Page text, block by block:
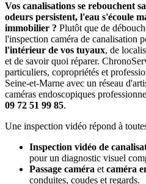
Vos canalisations se rebouchent
odeurs persistent, l'eau s'écoule
immobilier ? Plutôt que de
l'inspection caméra de canalisation
l'intérieur de vos tuyaux, de
et de savoir quoi réparer.
particuliers, copropriétés et
Seine-et-Marne avec un réseau
caméras endoscopiques
09 72 51 99 85.
Une inspection vidéo répond à
Inspection vidéo de
pour un diagnostic visuel
Passage caméra et caméra
conduites, coudes et regards.